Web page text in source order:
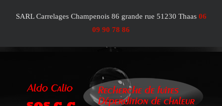
SARL Carrelages Champenois 86 grande rue 51230 Thaas 06
09 90 78 86